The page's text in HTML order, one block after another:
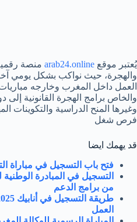
يُعتبر موقع arab24.online منصة
والهجرة، حيث نواكب بشكل يومي
العمل داخل المغرب وخارجه
والخاص برامج الهجرة القانونية إلى
وغيرها المنح الدراسية والتكوينات
فرص شغل
قد يهمك ايضا
فتح باب التسجيل في مباراة
من برامج الدعم
العمل